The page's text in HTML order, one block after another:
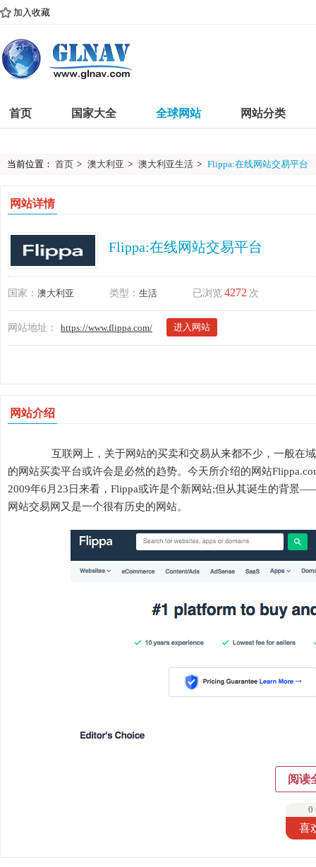
加入收藏
首页 国家大全 全球网站 网站分类
当前位置： 首页 > 澳大利亚 > 澳大利亚生活 > Flippa:在线网站交易平台
网站详情
Flippa:在线网站交易平台
国家： 澳大利亚 类型： 生活 已浏览 4272 次
网站地址： https://www.flippa.com/ 进入网站
网站介绍
互联网上，关于网站的买卖和交易从来都不少，一般在域
的网站买卖平台或许会是必然的趋势。今天所介绍的网站
2009年6月23日来看，Flippa或许是个新网站;但从其诞生的背景
网站交易网又是一个很有历史的网站。
阅读
0
喜